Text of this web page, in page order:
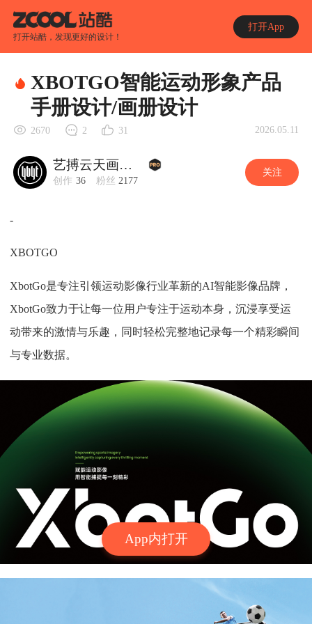
打开站酷，发现更好的设计！
打开App
App内打开
XBOTGO智能运动形象产品
手册设计/画册设计
2670 2 31 2026.05.11
艺搏云天画册设计
创作 36 粉丝 2177
关注
-
XBOTGO
XbotGo是专注引领运动影像行业革新的AI智能影像品牌，
XbotGo致力于让每一位用户专注于运动本身，沉浸享受运
动带来的激情与乐趣，同时轻松完整地记录每一个精彩瞬间
与专业数据。